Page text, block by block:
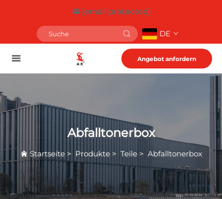
[email protected]
DE
Angebot anfordern
Abfalltonerbox
Startseite> Produkte> Teile> Abfalltonerbox